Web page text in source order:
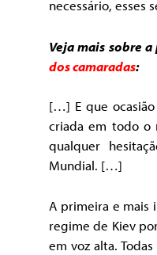
necessário, esses
Veja mais sobre
dos camaradas:
[…] E que
criada em todo o
qualquer
Mundial. […]
A primeira e mais
regime de Kiev
em voz alta.